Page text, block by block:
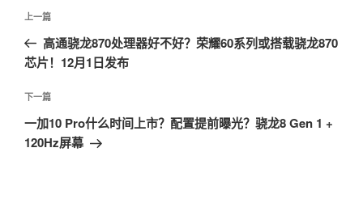
文
导
航
上
一
篇
章
上一篇
高通骁龙870处理器好不好？荣耀60系列或搭载骁龙870
芯片！12月1日发布
下
一
篇
下一篇
一加10 Pro什么时间上市？配置提前曝光？骁龙8 Gen 1 +
120Hz屏幕